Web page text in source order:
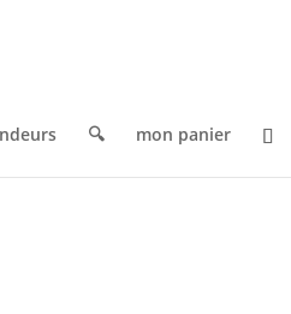
🔍 mon panier